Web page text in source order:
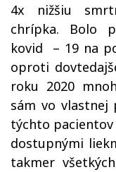
4x nižšiu
chrípka. Bolo
kovid – 19 na
oproti
roku 2020
sám vo vlastnej
týchto pacientov
dostupnými
takmer